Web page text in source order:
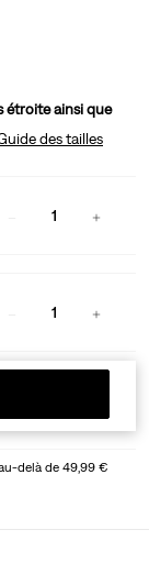
étroite ainsi que
des tailles
1
1
delà de 49,99 €